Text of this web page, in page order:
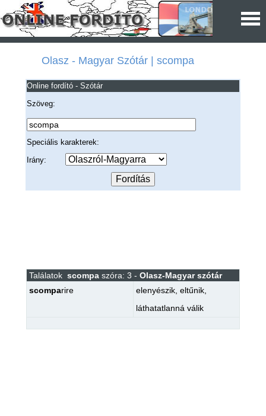
Olasz - Magyar Szótár | scompa
Online fordító - Szótár
Szöveg:
Speciális karakterek:
Irány:
Találatok scompaszóra: 3 - Olasz-Magyar szótár
scomparire elenyészik, eltűnik,
láthatatlanná válik